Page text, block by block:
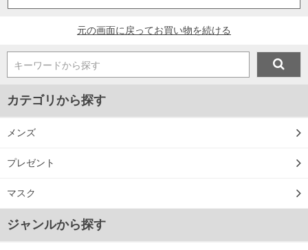
元の画面に戻ってお買い物を続ける
キーワードから探す
カテゴリから探す
メンズ
プレゼント
マスク
ジャンルから探す